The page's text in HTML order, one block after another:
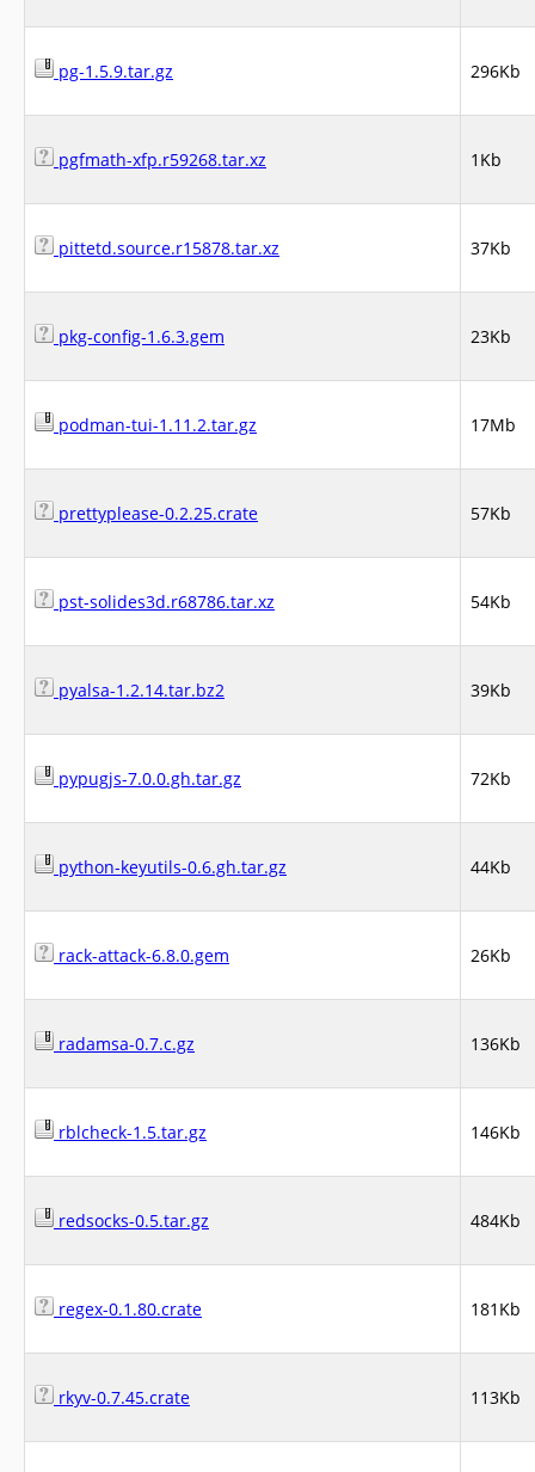
pg-1.5.9.tar.gz 296Kb
pgfmath-xfp.r59268.tar.xz 1Kb
pittetd.source.r15878.tar.xz 37Kb
pkg-config-1.6.3.gem 23Kb
podman-tui-1.11.2.tar.gz 17Mb
prettyplease-0.2.25.crate 57Kb
pst-solides3d.r68786.tar.xz 54Kb
pyalsa-1.2.14.tar.bz2 39Kb
pypugjs-7.0.0.gh.tar.gz 72Kb
python-keyutils-0.6.gh.tar.gz 44Kb
rack-attack-6.8.0.gem 26Kb
radamsa-0.7.c.gz 136Kb
rblcheck-1.5.tar.gz 146Kb
redsocks-0.5.tar.gz 484Kb
regex-0.1.80.crate 181Kb
rkyv-0.7.45.crate 113Kb